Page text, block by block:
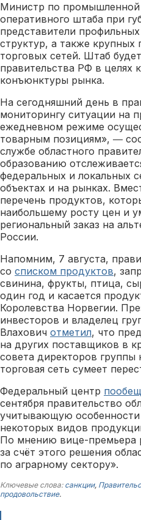
Министр по
оперативного штаба при
представители
структур, а также
торговых сетей. Штаб
правительства РФ в целях
конъюнктуры рынка.
На сегодняшний день в
мониторингу ситуации на
ежедневном режиме
товарным позициям», ―
службе областного
образованию
федеральных и локальных
объектах и на рынках.
перечень продуктов,
наибольшему росту цен и
региональный заказ на
России.
Напомним, 7 августа,
со списком продуктов,
свинина, фрукты, птица,
один год и касается
Королевства Норвегии.
инвесторов и владелец
Влахович отметил, что
на других поставщиков в
совета директоров
торговая сеть сумеет
Федеральный центр
сентября правительство
учитывающую особенности
некоторых видов
По мнению вице-премьера
за счёт этого решения
по аграрному сектору».
Ключевые слова: санкции,
продовольствие.